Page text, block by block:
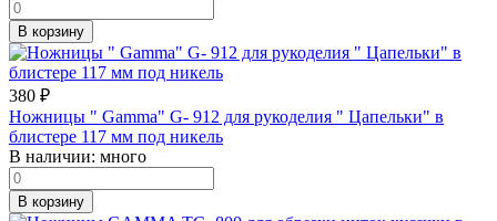
В корзину
380 ₽
Ножницы " Gamma" G- 912 для рукоделия " Цапельки" в
блистере 117 мм под никель
В наличии: много
В корзину